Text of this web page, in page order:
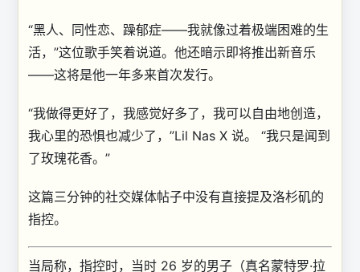
“黑人、同性恋、躁郁症——我就像过着极端困难的生
活，”这位歌手笑着说道。他还暗示即将推出新音乐
——这将是他一年多来首次发行。
“我做得更好了，我感觉好多了，我可以自由地创造，
我心里的恐惧也减少了，”Lil Nas X 说。 “我只是闻到
了玫瑰花香。”
这篇三分钟的社交媒体帖子中没有直接提及洛杉矶的
指控。
当局称，指控时，当时 26 岁的男子（真名蒙特罗·拉